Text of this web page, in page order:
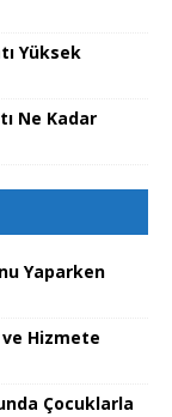
Yüksek
Ne Kadar
Yaparken
ve Hizmete
Çocuklarla